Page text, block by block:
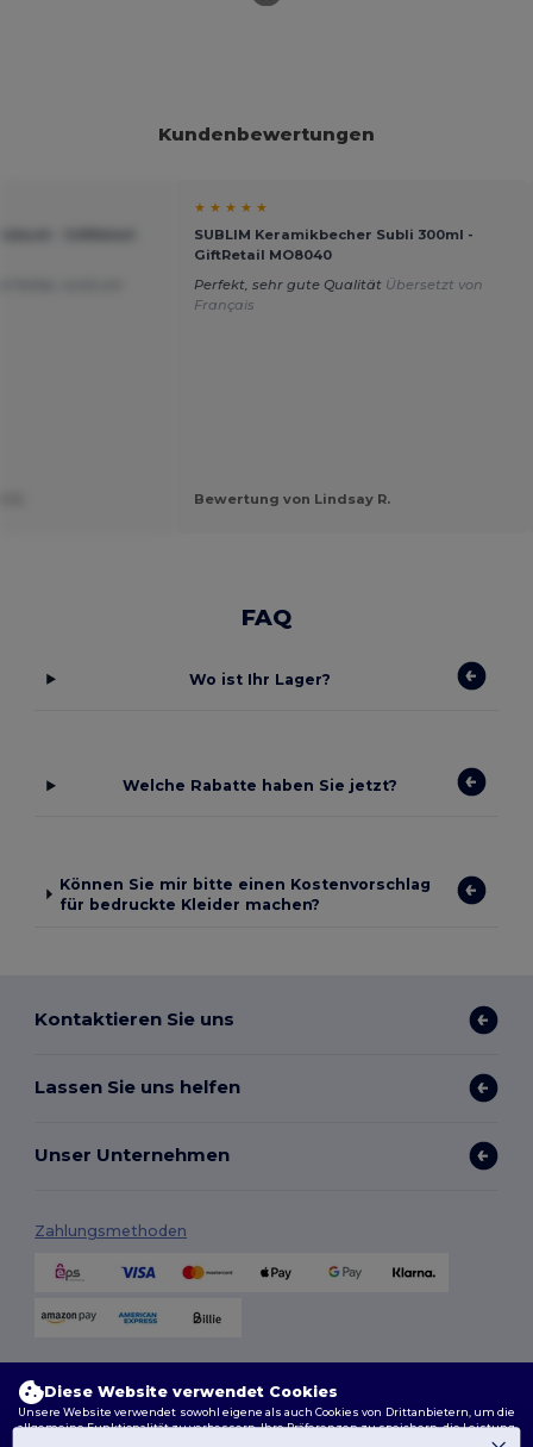
Kundenbewertungen
★ ★ ★ ★ ★
SUBLIM Keramikbecher Subli 300ml -
GiftRetail MO8040
Perfekt, sehr gute Qualität Übersetzt von
Français
Bewertung von Lindsay R.
FAQ
Wo ist Ihr Lager?
Welche Rabatte haben Sie jetzt?
Können Sie mir bitte einen Kostenvorschlag
für bedruckte Kleider machen?
Kontaktieren Sie uns
Lassen Sie uns helfen
Unser Unternehmen
Zahlungsmethoden
Diese Website verwendet Cookies
Unsere Website verwendet sowohl eigene als auch Cookies von Drittanbietern, um die
allgemeine Funktionalität zu verbessern, Ihre Präferenzen zu speichern, die Leistung
der Website zu analysieren und ein reibungsloses und personalisiertes Surferlebnis